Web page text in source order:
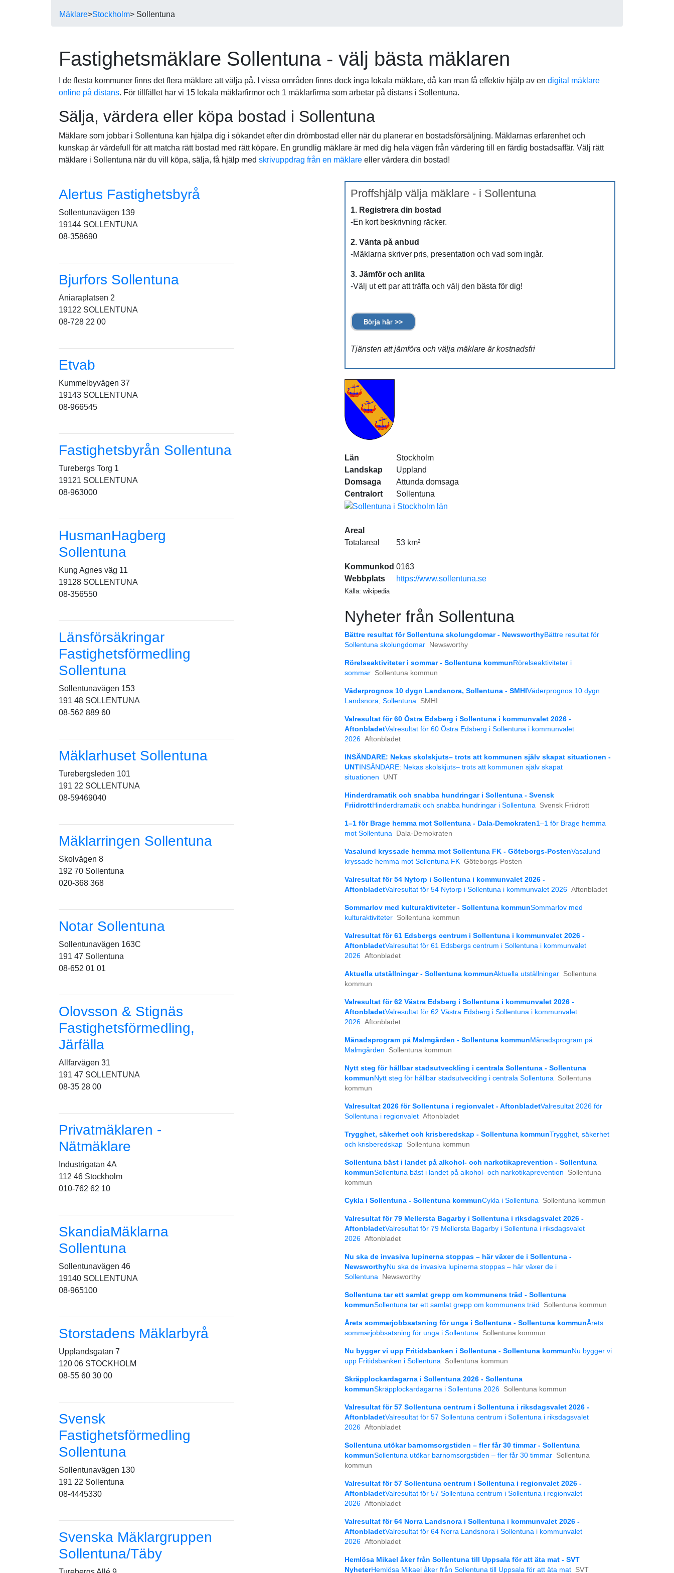
Mäklare>Stockholm> Sollentuna
Fastighetsmäklare Sollentuna - välj bästa mäklaren
I de flesta kommuner finns det flera mäklare att välja på. I vissa områden finns dock inga lokala mäklare, då kan man få effektiv hjälp av en digital mäklare
online på distans. För tillfället har vi 15 lokala mäklarfirmor och 1 mäklarfirma som arbetar på distans i Sollentuna.
Sälja, värdera eller köpa bostad i Sollentuna
Mäklare som jobbar i Sollentuna kan hjälpa dig i sökandet efter din drömbostad eller när du planerar en bostadsförsäljning. Mäklarnas erfarenhet och
kunskap är värdefull för att matcha rätt bostad med rätt köpare. En grundlig mäklare är med dig hela vägen från värdering till en färdig bostadsaffär. Välj rätt
mäklare i Sollentuna när du vill köpa, sälja, få hjälp med skrivuppdrag från en mäklare eller värdera din bostad!
Alertus Fastighetsbyrå
Sollentunavägen 139
19144 SOLLENTUNA
08-358690
Bjurfors Sollentuna
Aniaraplatsen 2
19122 SOLLENTUNA
08-728 22 00
Etvab
Kummelbyvägen 37
19143 SOLLENTUNA
08-966545
Fastighetsbyrån Sollentuna
Turebergs Torg 1
19121 SOLLENTUNA
08-963000
HusmanHagberg
Sollentuna
Kung Agnes väg 11
19128 SOLLENTUNA
08-356550
Länsförsäkringar
Fastighetsförmedling
Sollentuna
Sollentunavägen 153
191 48 SOLLENTUNA
08-562 889 60
Mäklarhuset Sollentuna
Turebergsleden 101
191 22 SOLLENTUNA
08-59469040
Mäklarringen Sollentuna
Skolvägen 8
192 70 Sollentuna
020-368 368
Notar Sollentuna
Sollentunavägen 163C
191 47 Sollentuna
08-652 01 01
Olovsson & Stignäs
Fastighetsförmedling,
Järfälla
Allfarvägen 31
191 47 SOLLENTUNA
08-35 28 00
Privatmäklaren -
Nätmäklare
Industrigatan 4A
112 46 Stockholm
010-762 62 10
SkandiaMäklarna
Sollentuna
Sollentunavägen 46
19140 SOLLENTUNA
08-965100
Storstadens Mäklarbyrå
Upplandsgatan 7
120 06 STOCKHOLM
08-55 60 30 00
Svensk
Fastighetsförmedling
Sollentuna
Sollentunavägen 130
191 22 Sollentuna
08-4445330
Svenska Mäklargruppen
Sollentuna/Täby
Proffshjälp välja mäklare - i Sollentuna
1. Registrera din bostad
-En kort beskrivning räcker.
2. Vänta på anbud
-Mäklarna skriver pris, presentation och vad som ingår.
3. Jämför och anlita
-Välj ut ett par att träffa och välj den bästa för dig!
Börja här >>
Tjänsten att jämföra och välja mäklare är kostnadsfri
Län
Stockholm
Landskap
Uppland
Domsaga
Attunda domsaga
Centralort
Sollentuna
Areal
Totalareal
53 km²
Kommunkod 0163
Webbplats
https://www.sollentuna.se
Källa: wikipedia
Nyheter från Sollentuna
Bättre resultat för Sollentuna skolungdomar - NewsworthyBättre resultat för
Sollentuna skolungdomar
Newsworthy
Rörelseaktiviteter i sommar - Sollentuna kommun Rörelseaktiviteter i
sommar Sollentuna kommun
Väderprognos 10 dygn Landsnora, Sollentuna - SMHI Väderprognos 10 dygn
Landsnora, Sollentuna SMHI
Valresultat för 60 Östra Edsberg i Sollentuna i kommunvalet 2026 -
AftonbladetValresultat för 60 Östra Edsberg i Sollentuna i kommunvalet
2026 Aftonbladet
INSÄNDARE: Nekas skolskjuts– trots att kommunen själv skapat situationen -
UNT INSÄNDARE: Nekas skolskjuts– trots att kommunen själv skapat
situationen
UNT
Hinderdramatik och snabba hundringar i Sollentuna - Svensk
FriidrottHinderdramatik och snabba hundringar i Sollentuna Svensk Friidrott
1–1 för Brage hemma mot Sollentuna - Dala-Demokraten1–1 för Brage hemma
mot Sollentuna
Dala-Demokraten
Vasalund kryssade hemma mot Sollentuna FK - Göteborgs-PostenVasalund
kryssade hemma mot Sollentuna FK Göteborgs-Posten
Valresultat för 54 Nytorp i Sollentuna i kommunvalet 2026 -
AftonbladetValresultat för 54 Nytorp i Sollentuna i kommunvalet 2026 Aftonbladet
Sommarlov med kulturaktiviteter - Sollentuna kommunSommarlov med
kulturaktiviteter Sollentuna kommun
Valresultat för 61 Edsbergs centrum i Sollentuna i kommunvalet 2026 -
AftonbladetValresultat för 61 Edsbergs centrum i Sollentuna i kommunvalet
2026 Aftonbladet
Aktuella utställningar - Sollentuna kommunAktuella utställningar Sollentuna
kommun
Valresultat för 62 Västra Edsberg i Sollentuna i kommunvalet 2026 -
AftonbladetValresultat för 62 Västra Edsberg i Sollentuna i kommunvalet
2026 Aftonbladet
Månadsprogram på Malmgården - Sollentuna kommun Månadsprogram på
Malmgården
Sollentuna kommun
Nytt steg för hållbar stadsutveckling i centrala Sollentuna - Sollentuna
kommun Nytt steg för hållbar stadsutveckling i centrala Sollentuna Sollentuna
kommun
Valresultat 2026 för Sollentuna i regionvalet - AftonbladetValresultat 2026 för
Sollentuna i regionvalet Aftonbladet
Trygghet, säkerhet och krisberedskap - Sollentuna kommunTrygghet, säkerhet
och krisberedskap Sollentuna kommun
Sollentuna bäst i landet på alkohol- och narkotikaprevention - Sollentuna
kommunSollentuna bäst i landet på alkohol- och narkotikaprevention
Sollentuna
kommun
Cykla i Sollentuna - Sollentuna kommunCykla i Sollentuna Sollentuna kommun
Valresultat för 79 Mellersta Bagarby i Sollentuna i riksdagsvalet 2026 -
AftonbladetValresultat för 79 Mellersta Bagarby i Sollentuna i riksdagsvalet
2026 Aftonbladet
Nu ska de invasiva lupinerna stoppas – här växer de i Sollentuna -
NewsworthyNu ska de invasiva lupinerna stoppas – här växer de i
Sollentuna
Newsworthy
Sollentuna tar ett samlat grepp om kommunens träd - Sollentuna
kommunSollentuna tar ett samlat grepp om kommunens träd Sollentuna kommun
Årets sommarjobbsatsning för unga i Sollentuna - Sollentuna kommunÅrets
sommarjobbsatsning för unga i Sollentuna Sollentuna kommun
Nu bygger vi upp Fritidsbanken i Sollentuna - Sollentuna kommun Nu bygger vi
upp Fritidsbanken i Sollentuna Sollentuna kommun
Skräpplockardagarna i Sollentuna 2026 - Sollentuna
kommunSkräpplockardagarna i Sollentuna 2026 Sollentuna kommun
Valresultat för 57 Sollentuna centrum i Sollentuna i riksdagsvalet 2026 -
AftonbladetValresultat för 57 Sollentuna centrum i Sollentuna i riksdagsvalet
2026 Aftonbladet
Sollentuna utökar barnomsorgstiden – fler får 30 timmar - Sollentuna
kommunSollentuna utökar barnomsorgstiden – fler får 30 timmar Sollentuna
kommun
Valresultat för 57 Sollentuna centrum i Sollentuna i regionvalet 2026 -
AftonbladetValresultat för 57 Sollentuna centrum i Sollentuna i regionvalet
2026 Aftonbladet
Valresultat för 64 Norra Landsnora i Sollentuna i kommunvalet 2026 -
AftonbladetValresultat för 64 Norra Landsnora i Sollentuna i kommunvalet
2026 Aftonbladet
Hemlösa Mikael åker från Sollentuna till Uppsala för att äta mat - SVT
NyheterHemlösa Mikael åker från Sollentuna till Uppsala för att äta mat SVT